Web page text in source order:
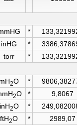
*
inHG *
torr *
mH2O *
2O *
9,8067
inH2O *
ftH2O * 2989,07